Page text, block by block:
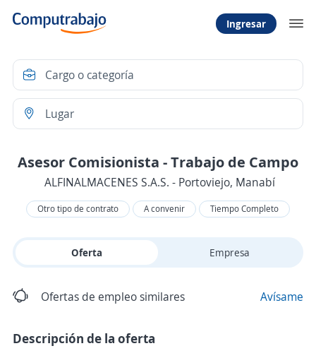
Ingresar
Asesor Comisionista - Trabajo de Campo
ALFINALMACENES S.A.S. - Portoviejo, Manabí
Otro tipo de contrato A convenir Tiempo Completo
Oferta Empresa
Ofertas de empleo similares Avísame
Descripción de la oferta